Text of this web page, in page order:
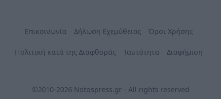
Επικοινωνία Δήλωση Εχεμύθειας Όροι Χρήσης
Πολιτική κατά της Διαφθοράς Ταυτότητα Διαφήμιση
©2010-2026 Notospress.gr - All rights reserved